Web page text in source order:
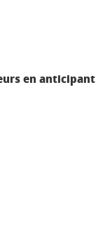
en anticipant